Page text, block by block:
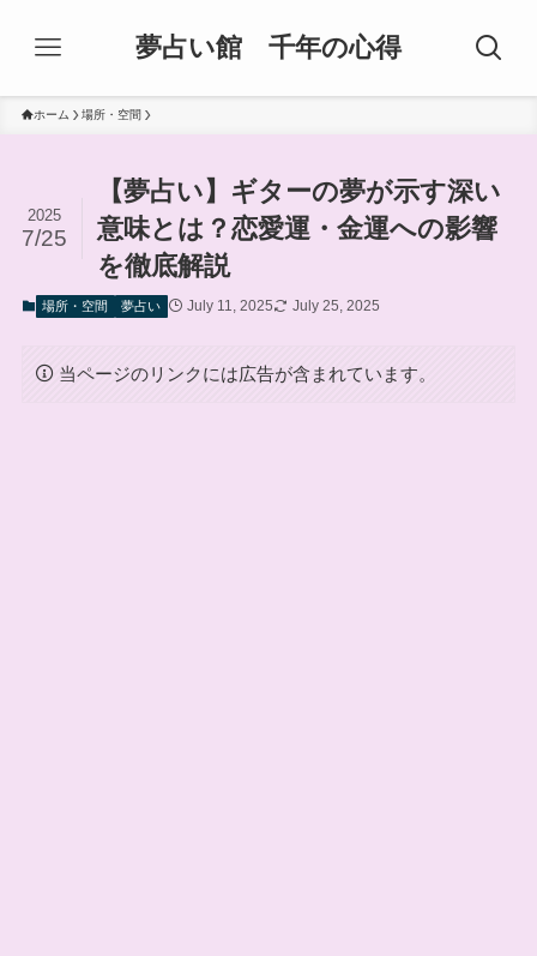
夢占い館 千年の心得
ホーム 場所・空間
【夢占い】ギターの夢が示す深い
意味とは？恋愛運・金運への影響
を徹底解説
2025
7/25
場所・空間 夢占い July 11, 2025 July 25, 2025
当ページのリンクには広告が含まれています。